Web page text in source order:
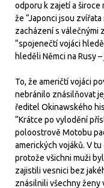
odporu k zajetí a široce
že “Japonci jsou
zacházení s válečnými
“spojenečtí vojáci
hleděli Němci na Rusy
To, že američtí vojáci
nebránilo znásilňovat
ředitel Okinawského
“Krátce po vylodění
poloostrově Motobu
amerických vojáků. V
protože všichni muži
zajistili vesnici bez
znásilnili všechny ženy